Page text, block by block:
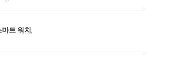
트 워치 ,